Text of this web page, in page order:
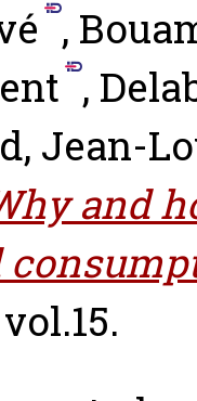
,
,
Jean-
and